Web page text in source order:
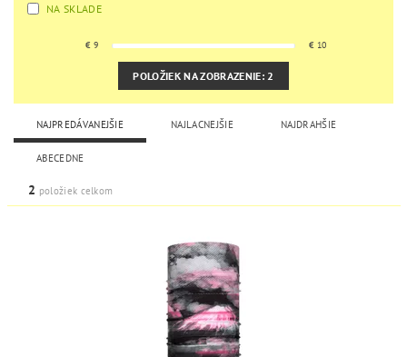
NA SKLADE
€ 9 € 10
POLOŽIEK NA ZOBRAZENIE: 2
NAJPREDÁVANEJŠIE NAJLACNEJŠIE NAJDRAHŠIE
ABECEDNE
2 položiek celkom